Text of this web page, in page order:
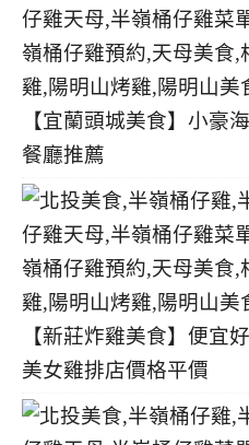
【宜蘭頭城美食】小豪
餐廳推薦
【新莊炸雞美食】便宜
美女雞排店價格平價